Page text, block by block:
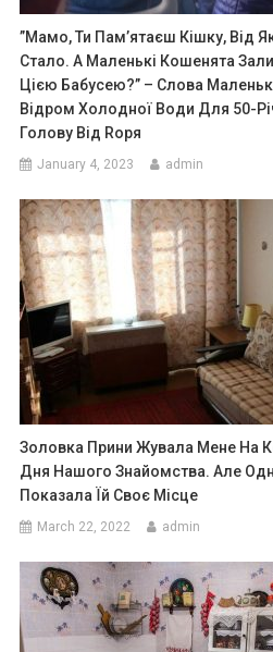
”Мамо, Ти Пам’ятаєш Кішку, Від
Стало. А Маленькі Кошенята
Цією Бабусею?” – Слова
Відром Холодної Води Для 50-
Голову Від Rоря
January 4, 2023 admin
Золовка Прини Жувала Мене На
Дня Нашого Знайомства. Але
Показала Їй Своє Місце
March 22, 2022 admin